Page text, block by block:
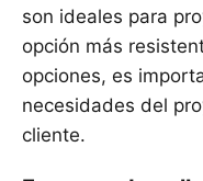
son ideales para
opción más
opciones, es
necesidades del
cliente.